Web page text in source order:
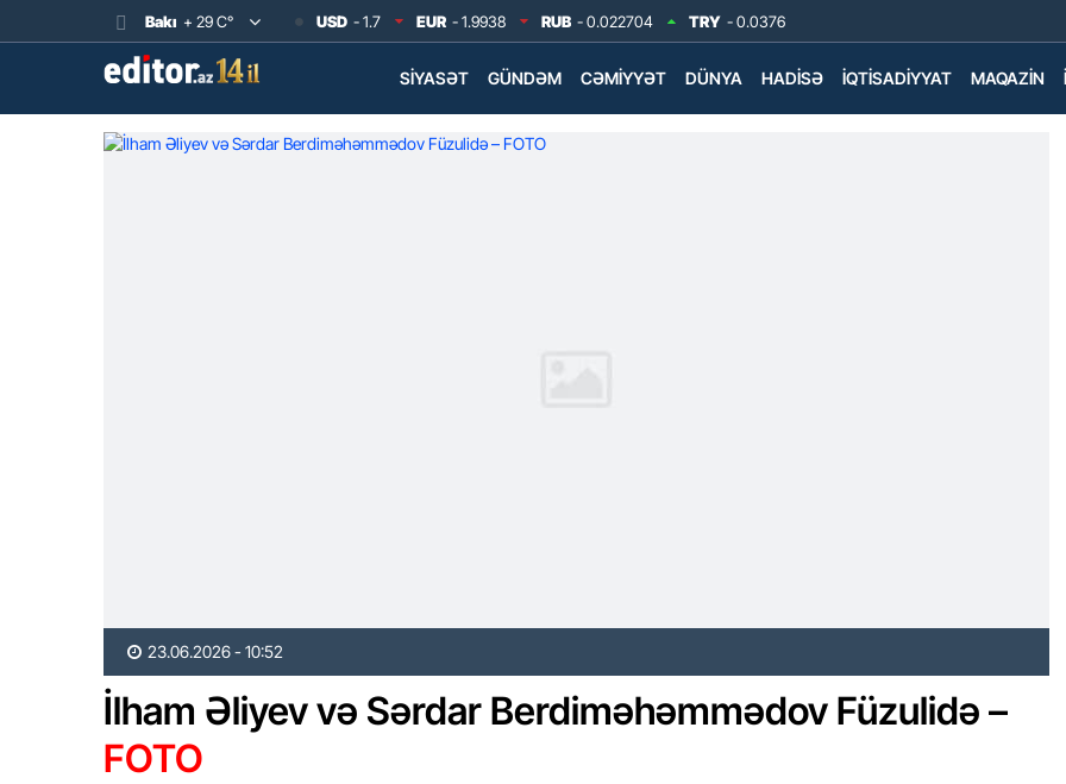
Bakı + 29 C° USD - 1.7 EUR - 1.9938 RUB - 0.022704 TRY - 0.0376
SIYASƏT GÜNDƏM CƏMIYYƏT DÜNYA HADISƏ İQTISADIYYAT MAQAZIN
23.06.2026 - 10:52
İlham Əliyev və Sərdar Berdiməhəmmədov Füzulidə –
FOTO